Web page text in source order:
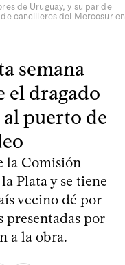
de Uruguay, y su par de
cancilleres del Mercosur en
semana
el dragado
al puerto de
la Comisión
Plata y se tiene
vecino dé por
presentadas por
a la obra.